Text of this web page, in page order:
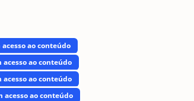
ao conteúdo
ao conteúdo
ao conteúdo
acesso ao conteúdo